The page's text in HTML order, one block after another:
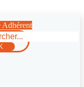
Adhérent